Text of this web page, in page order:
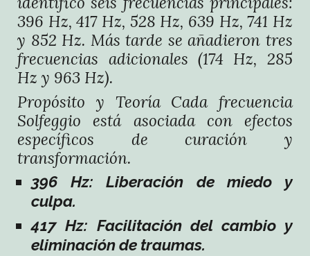
396 Hz, 417 Hz, 528 Hz, 639 Hz, 741 Hz
y 852 Hz. Más tarde se añadieron tres
frecuencias adicionales (174 Hz, 285
Hz y 963 Hz).
Propósito y Teoría Cada frecuencia
Solfeggio está asociada con efectos
específicos de curación y
transformación.
396 Hz: Liberación de miedo y
culpa.
417 Hz: Facilitación del cambio y
eliminación de traumas.